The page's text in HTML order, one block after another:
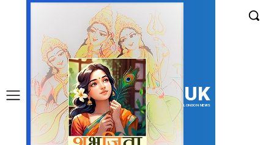
UK
LONDON NEWS